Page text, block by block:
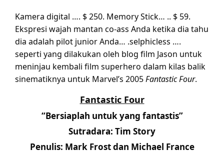
Kamera digital …. $ 250. Memory Stick… .. $ 59.
Ekspresi wajah mantan co-ass Anda ketika dia tahu
dia adalah pilot junior Anda… .selphicless ….
seperti yang dilakukan oleh blog film Jason untuk
meninjau kembali film superhero dalam kilas balik
sinematiknya untuk Marvel’s 2005Fantastic Four.
Fantastic Four
“Bersiaplah untuk yang fantastis”
Sutradara: Tim Story
Penulis: Mark Frost dan Michael France